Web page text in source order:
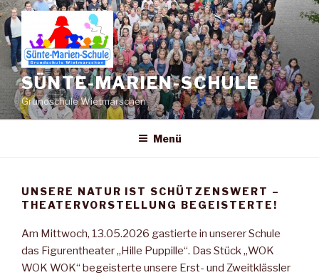
Zum
Inhalt
springen
SÜNTE-MARIEN-SCHULE
Grundschule Wietmarschen
Menü
UNSERE NATUR IST SCHÜTZENSWERT –
THEATERVORSTELLUNG BEGEISTERTE!
Am Mittwoch, 13.05.2026 gastierte in unserer Schule
das Figurentheater „Hille Puppille“. Das Stück „WOK
WOK WOK“ begeisterte unsere Erst- und Zweitklässler